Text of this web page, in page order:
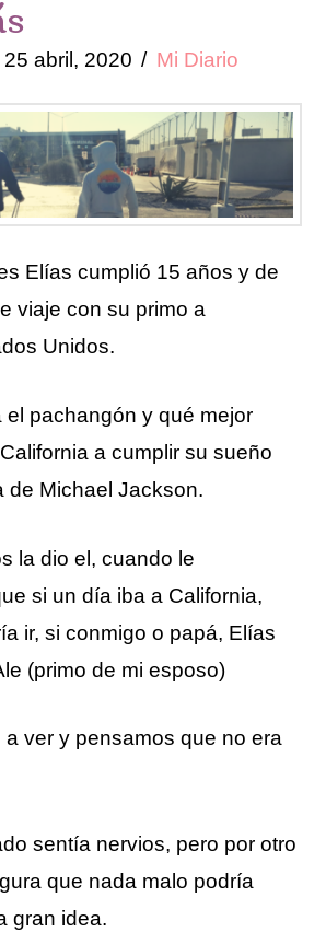
25 abril, 2020 Mi Diario
Elías cumplió 15 años y de
viaje con su primo a
Unidos.
el pachangón y qué mejor
a cumplir su sueño
de Michael Jackson.
la dio el, cuando le
si un día iba a California,
ir, si conmigo o papá, Elías
(primo de mi esposo)
a ver y pensamos que no era
sentía nervios, pero por otro
que nada malo podría
gran idea.